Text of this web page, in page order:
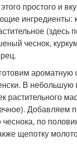
простого и
ингредиенты:
(здесь
чеснок,
ароматную
В небольшую
растительного
Добавляем
по
щепотку